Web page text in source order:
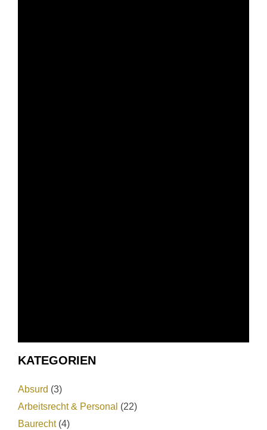
KATEGORIEN
Absurd (3)
Arbeitsrecht & Personal (22)
Baurecht(4)